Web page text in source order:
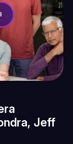
Jeff